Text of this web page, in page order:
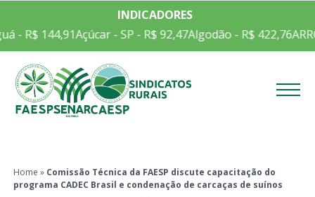
INDICADORES
- R$ 144,91Açúcar - SP - R$ 92,47Algodão - R$ 422,76
Home » Comissão Técnica da FAESP discute capacitação do
programa CADEC Brasil e condenação de carcaças de suínos